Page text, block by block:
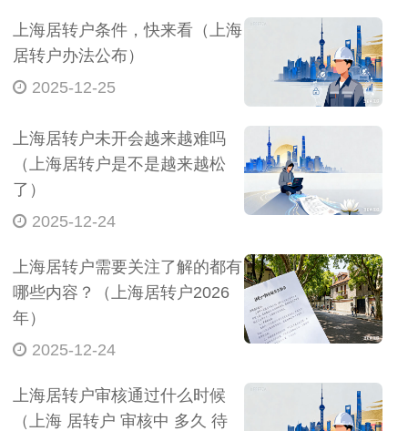
上海居转户条件，快来看（上海
居转户办法公布）
2025-12-25
上海居转户未开会越来越难吗
（上海居转户是不是越来越松
了）
2025-12-24
上海居转户需要关注了解的都有
哪些内容？（上海居转户2026
年）
2025-12-24
上海居转户审核通过什么时候
（上海 居转户 审核中 多久 待